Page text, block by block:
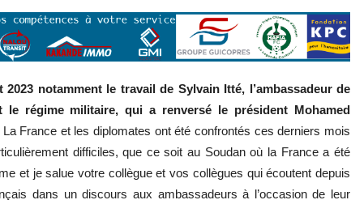
notamment le travail de Sylvain Itté, l’ambassadeur de
le régime militaire, qui a renversé le président Mohamed
La France et les diplomates ont été confrontés ces derniers mois
difficiles, que ce soit au Soudan où la France a été
et je salue votre collègue et vos collègues qui écoutent depuis
dans un discours aux ambassadeurs à l’occasion de leur